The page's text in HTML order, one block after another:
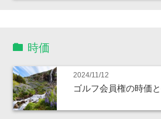
時価
2024/11/12
ゴルフ会員権の時価